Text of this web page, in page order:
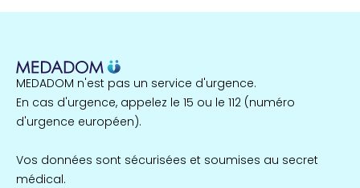
MEDADOM n'est pas un service d'urgence.
En cas d'urgence, appelez le 15 ou le 112 (numéro
d'urgence européen).
Vos données sont sécurisées et soumises au secret
médical.